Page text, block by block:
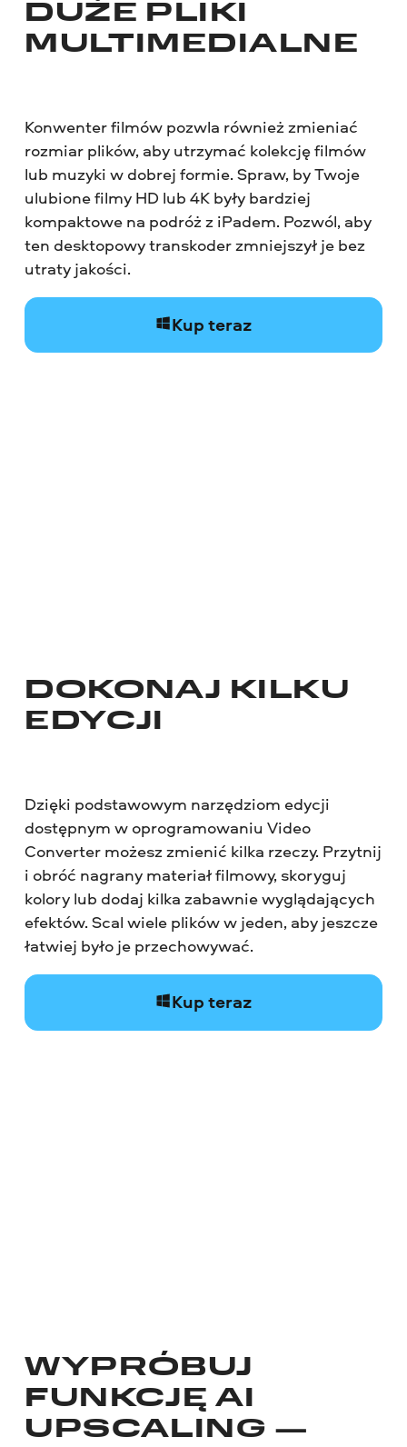
DUŻE PLIKI
MULTIMEDIALNE
Konwenter filmów pozwla również zmieniać
rozmiar plików, aby utrzymać kolekcję filmów
lub muzyki w dobrej formie. Spraw, by Twoje
ulubione filmy HD lub 4K były bardziej
kompaktowe na podróż z iPadem. Pozwól, aby
ten desktopowy transkoder zmniejszył je bez
utraty jakości.
Kup teraz
DOKONAJ KILKU
EDYCJI
Dzięki podstawowym narzędziom edycji
dostępnym w oprogramowaniu Video
Converter możesz zmienić kilka rzeczy. Przytnij
i obróć nagrany materiał filmowy, skoryguj
kolory lub dodaj kilka zabawnie wyglądających
efektów. Scal wiele plików w jeden, aby jeszcze
łatwiej było je przechowywać.
Kup teraz
WYPRÓBUJ
FUNKCJĘ AI
UPSCALING —